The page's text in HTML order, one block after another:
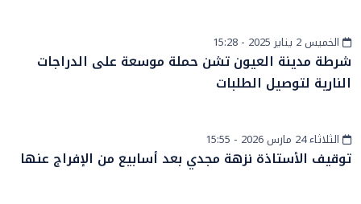
أخبار الصحراء
الخميس 2 يناير 2025 - 15:28
شرطة مدينة العيون تشن حملة موسعة على الدراجات
النارية لتوصيل الطلبات
أخبار وطنيةالثلاثاء 24 مارس 2026 - 15:55
توقيف الأستاذة نزهة مجدي بعد أسابيع من الإفراج عنها